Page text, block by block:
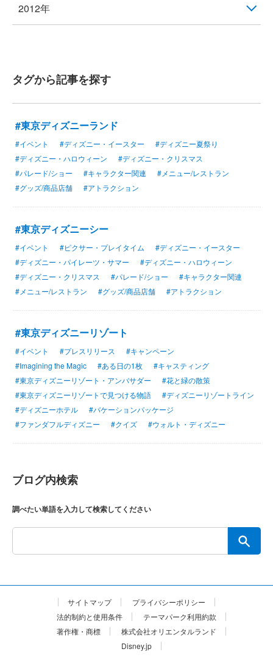
2012年
タグから記事を探す
#東京ディズニーランド
#イベント #ディズニー・イースター
#ディズニー夏祭り
#ディズニー・ハロウィーン
#ディズニー・クリスマス
#パレード/ショー
#キャラクター関連
#メニュー/レストラン
#グッズ/商品店舗
#アトラクション
#東京ディズニーシー
#イベント #ピクサー・プレイタイム
#ディズニー・イースター
#ディズニー・パイレーツ・サマー
#ディズニー・ハロウィーン
#ディズニー・クリスマス
#パレード/ショー
#キャラクター関連
#メニュー/レストラン
#グッズ/商品店舗 #アトラクション
#東京ディズニーリゾート
#イベント #プレスリリース
#キャンペーン
#Imagining the Magic
#ある日の1枚
#キャスティング
#東京ディズニーリゾート・アンバサダー
#花と緑の散策
#東京ディズニーリゾートで見つける物語
#ディズニーリゾートライン
#ディズニーホテル
#バケーションパッケージ
#ファンダフルディズニー
#クイズ #ウォルト・ディズニー
ブログ内検索
調べたい単語を入力して検索してください
サイトマップ
プライバシーポリシー
法的制約と使用条件
テーマパーク利用約款
著作権・商標
株式会社オリエンタルランド
Disney.jp